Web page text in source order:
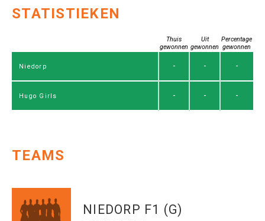
STATISTIEKEN
Thuis
gewonnen
Uit
gewonnen
Percentage
gewonnen
Niedorp - - -
Hugo Girls - - -
TEAMS
NIEDORP F1 (G)